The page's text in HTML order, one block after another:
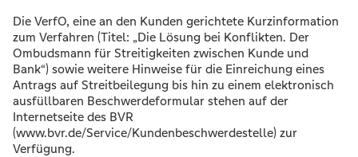
Die VerfO, eine an den Kunden gerichtete Kurzinformation
zum Verfahren (Titel: „Die Lösung bei Konflikten. Der
Ombudsmann für Streitigkeiten zwischen Kunde und
Bank“) sowie weitere Hinweise für die Einreichung eines
Antrags auf Streitbeilegung bis hin zu einem elektronisch
ausfüllbaren Beschwerdeformular stehen auf der
Internetseite des BVR
(www.bvr.de/Service/Kundenbeschwerdestelle) zur
Verfügung.